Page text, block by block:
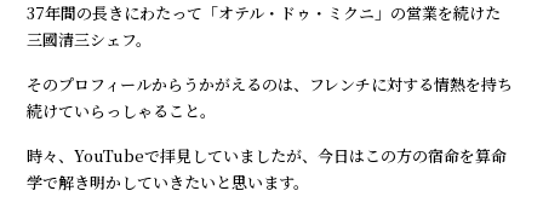
37年間の長きにわたって「オテル・ドゥ・ミクニ」の営業を続けた
三國清三シェフ。
そのプロフィールからうかがえるのは、フレンチに対する情熱を持ち
続けていらっしゃること。
時々、YouTubeで拝見していましたが、今日はこの方の宿命を算命
学で解き明かしていきたいと思います。